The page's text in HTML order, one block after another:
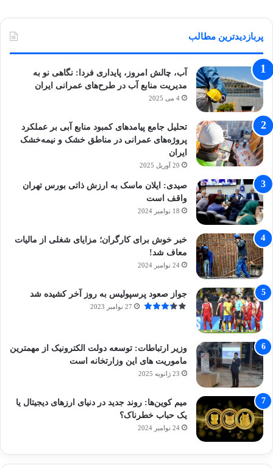
پربازدیدترین مطالب
آب، چالش امروز، پایداری فردا: نگاهی نو به
مدیریت منابع آب در طرح‌های عمرانی ایران
4 می 2025
تحلیل جامع پیامدهای کمبود منابع آبی بر عملکرد
پروژه‌های عمرانی در مناطق خشک و نیمه‌خشک
ایران
20 آوریل 2025
صیدی: ایلان ماسک به ارزش ذاتی بورس تهران
واقف است
18 نوامبر 2024
خبر خوش برای کارگران؛ مزایای شغلی از مالیات
معاف شد!
24 نوامبر 2024
جواز صعود پرسپولیس به روز آخر کشیده شد
27 نوامبر 2023
وزیر ارتباطات: توسعه دولت الکترونیک از مهمترین
ماموریت های این وزارتخانه است
23 ژانویه 2025
میم کوین‌ها: روند جدید در دنیای ارزهای دیجیتال یا
یک حباب خطرناک؟
24 نوامبر 2024